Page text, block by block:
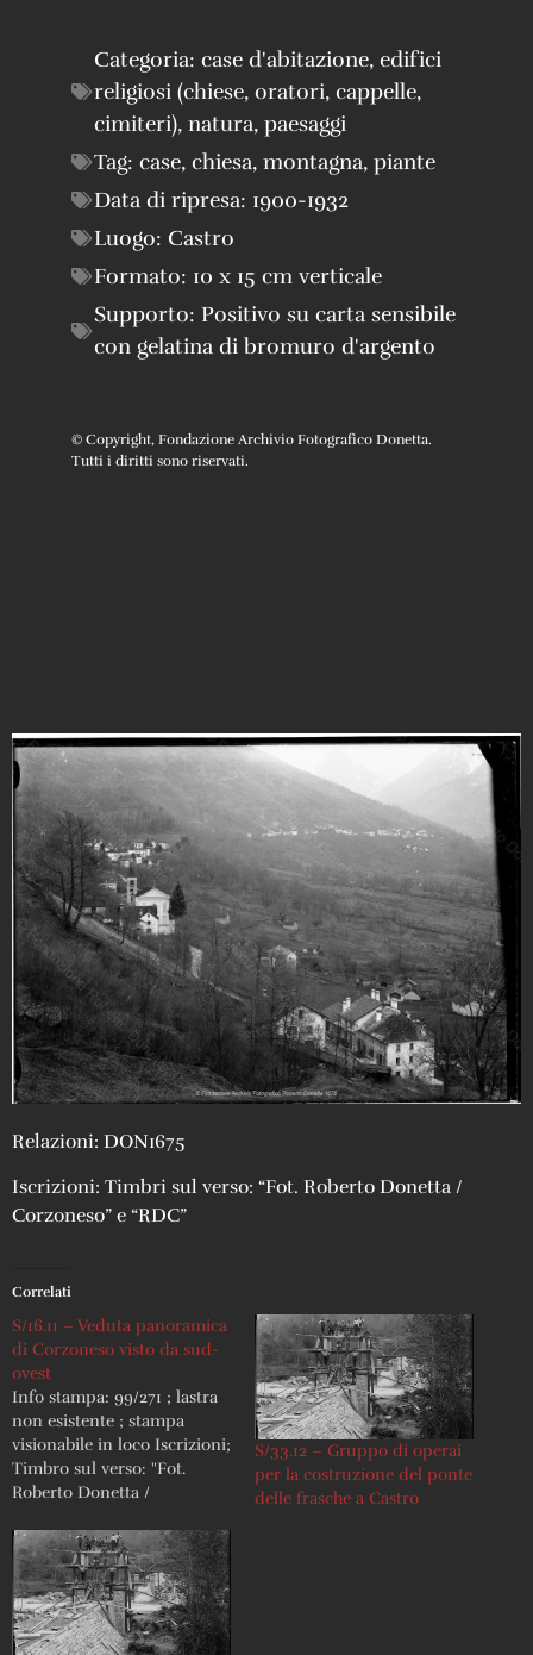
Relazioni: DON1675
Iscrizioni: Timbri sul verso: “Fot. Roberto Donetta /
Corzoneso” e “RDC”
Correlati
S/16.11 – Veduta panoramica
di Corzoneso visto da sud-
ovest
Info stampa: 99/271 ; lastra
non esistente ; stampa
visionabile in loco Iscrizioni;
Timbro sul verso: "Fot.
Roberto Donetta /
S/33.12 – Gruppo di operai
per la costruzione del ponte
delle frasche a Castro
Categoria: case d'abitazione, edifici
religiosi (chiese, oratori, cappelle,
cimiteri), natura, paesaggi
Tag: case, chiesa, montagna, piante
Data di ripresa: 1900-1932
Luogo: Castro
Formato: 10 x 15 cm verticale
Supporto: Positivo su carta sensibile
con gelatina di bromuro d'argento
© Copyright, Fondazione Archivio Fotografico Donetta.
Tutti i diritti sono riservati.